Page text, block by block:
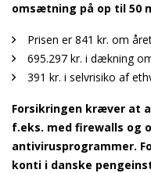
omsætning på op til 50
Prisen er 841 kr. om
695.297 kr. i dækning
391 kr. i selvrisiko af
Forsikringen kræver at
f.eks. med firewalls og
antivirusprogrammer.
konti i danske